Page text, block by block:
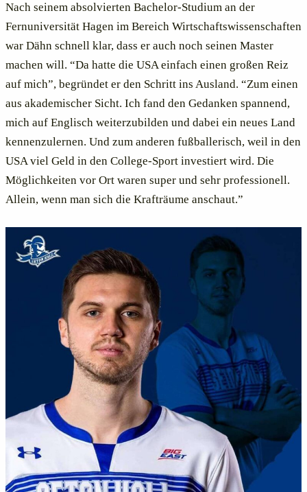
Nach seinem absolvierten Bachelor-Studium an der
Fernuniversität Hagen im Bereich Wirtschaftswissenschaften
war Dähn schnell klar, dass er auch noch seinen Master
machen will. “Da hatte die USA einfach einen großen Reiz
auf mich”, begründet er den Schritt ins Ausland. “Zum einen
aus akademischer Sicht. Ich fand den Gedanken spannend,
mich auf Englisch weiterzubilden und dabei ein neues Land
kennenzulernen. Und zum anderen fußballerisch, weil in den
USA viel Geld in den College-Sport investiert wird. Die
Möglichkeiten vor Ort waren super und sehr professionell.
Allein, wenn man sich die Krafträume anschaut.”